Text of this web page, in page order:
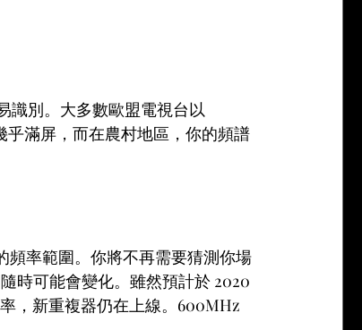
識別。大多數歐盟電視台以
滿屏，而在農村地區，你的頻譜
頻率範圍。你將不再需要猜測你場
時可能會變化。雖然預計於 2020
，新重複器仍在上線。600MHz